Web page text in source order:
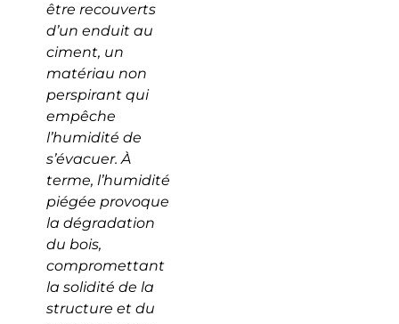
être recouverts
d’un enduit au
ciment, un
matériau non
perspirant qui
empêche
l’humidité de
s’évacuer. À
terme, l’humidité
piégée provoque
la dégradation
du bois,
compromettant
la solidité de la
structure et du